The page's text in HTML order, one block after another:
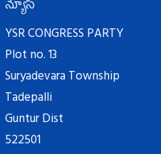
న్యూస్
YSR CONGRESS PARTY
Plot no. 13
Suryadevara Township
Tadepalli
Guntur Dist
522501